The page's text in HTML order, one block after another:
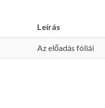
Leírás
Az előadás fóliái